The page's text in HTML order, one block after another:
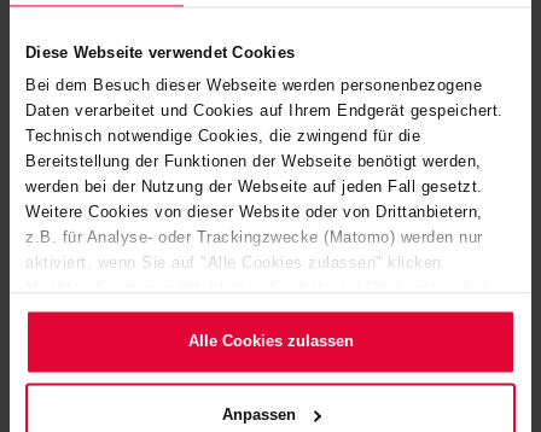
Diese Webseite verwendet Cookies
Bei dem Besuch dieser Webseite werden personenbezogene
Daten verarbeitet und Cookies auf Ihrem Endgerät gespeichert.
Technisch notwendige Cookies, die zwingend für die
Bereitstellung der Funktionen der Webseite benötigt werden,
werden bei der Nutzung der Webseite auf jeden Fall gesetzt.
Weitere Cookies von dieser Website oder von Drittanbietern,
z.B. für Analyse- oder Trackingzwecke (Matomo) werden nur
aktiviert, wenn Sie auf "Alle Cookies zulassen" klicken.
Cookies verwenden". Mehr dazu (einschließlich der Möglichkeit,
die Einwilligungserklärung zu ändern oder zu widerrufen)
Website) bzw. derDatenschutzerklärung.
Alle Cookies zulassen
Anpassen
Adrian Rossi
+49 2623 600-234
Adrian.Rossi@steuler.de